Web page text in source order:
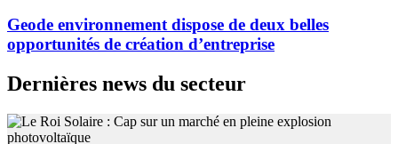
Geode environnement dispose de deux belles
opportunités de création d’entreprise
Dernières news du secteur